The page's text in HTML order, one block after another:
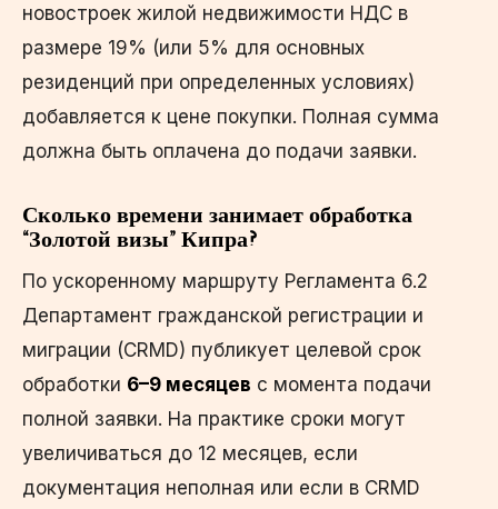
новостроек жилой недвижимости НДС в
размере 19% (или 5% для основных
резиденций при определенных условиях)
добавляется к цене покупки. Полная сумма
должна быть оплачена до подачи заявки.
Сколько времени занимает обработка
“Золотой визы” Кипра?
По ускоренному маршруту Регламента 6.2
Департамент гражданской регистрации и
миграции (CRMD) публикует целевой срок
обработки 6–9 месяцев с момента подачи
полной заявки. На практике сроки могут
увеличиваться до 12 месяцев, если
документация неполная или если в CRMD